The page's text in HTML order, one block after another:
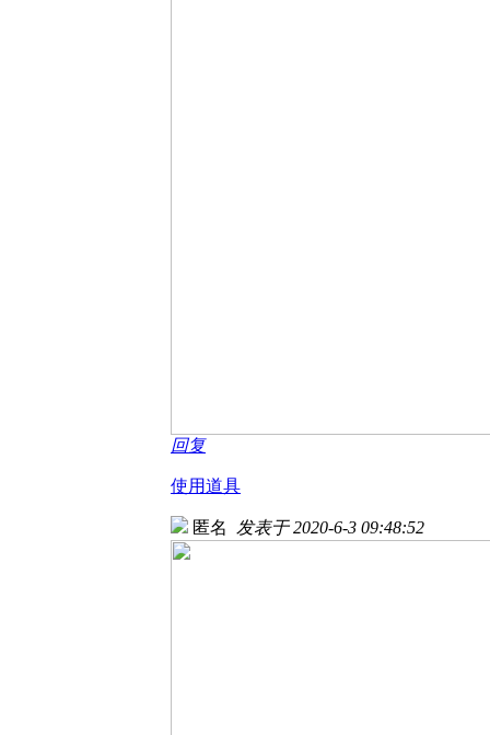
回复
使用道具
匿名 发表于 2020-6-3 09:48:52